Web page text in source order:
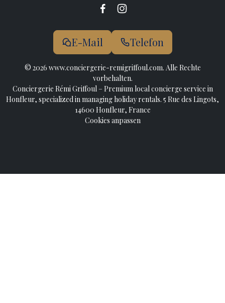
E-Mail Telefon
© 2026 www.conciergerie-remigriffoul.com. Alle Rechte
vorbehalten.
Conciergerie Rémi Griffoul – Premium local concierge service in
Honfleur, specialized in managing holiday rentals. 5 Rue des Lingots,
14600 Honfleur, France
Cookies anpassen